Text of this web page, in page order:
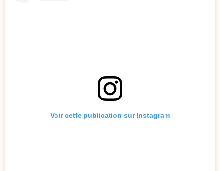
Voir cette publication sur Instagram